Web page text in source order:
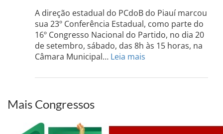
do
Sul
dia
A direção estadual do PCdoB do Piauí marcou
sua 23º Conferência Estadual, como parte do
16º Congresso Nacional do Partido, no dia 20
de setembro, sábado, das 8h às 15 horas, na
Câmara Municipal… Leia mais
PI
Mais Congressos